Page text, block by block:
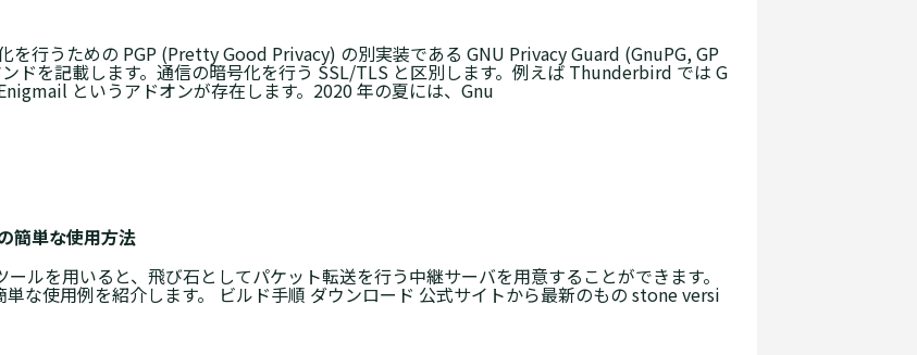
を行うための PGP (Pretty Good Privacy) の別実装である GNU Privacy Guard (GnuPG, GP
ドを記載します。通信の暗号化を行う SSL/TLS と区別します。例えば Thunderbird では G
というアドオンが存在します。2020 年の夏には、Gnu
簡単な使用方法
ルを用いると、飛び石としてパケット転送を行う中継サーバを用意することができます。
な使用例を紹介します。 ビルド手順 ダウンロード 公式サイトから最新のもの stone versi